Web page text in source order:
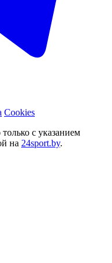
Cookies
с указанием
на 24sport.by.